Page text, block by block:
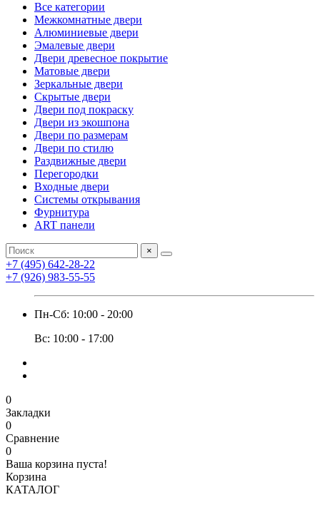
Все категории
Межкомнатные двери
Алюминиевые двери
Эмалевые двери
Двери древесное покрытие
Матовые двери
Зеркальные двери
Скрытые двери
Двери под покраску
Двери из экошпона
Двери по размерам
Двери по стилю
Раздвижные двери
Перегородки
Входные двери
Системы открывания
Фурнитура
ART панели
×
+7 (495) 642-28-22
+7 (926) 983-55-55
Пн-Сб: 10:00 - 20:00
Вс: 10:00 - 17:00
0
Закладки
0
Сравнение
0
Ваша корзина пуста!
Корзина
КАТАЛОГ